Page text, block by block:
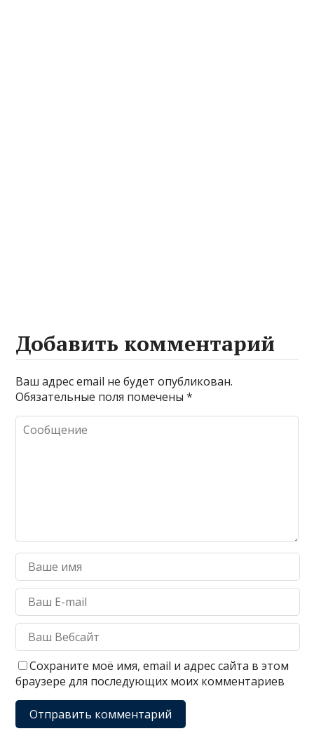
Добавить комментарий
Ваш адрес email не будет опубликован.
Обязательные поля помечены*
Сохраните моё имя, email и адрес сайта в этом
браузере для последующих моих комментариев